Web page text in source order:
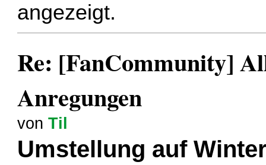
angezeigt.
Re: [FanCommunity]
Anregungen
vonTil
Umstellung auf